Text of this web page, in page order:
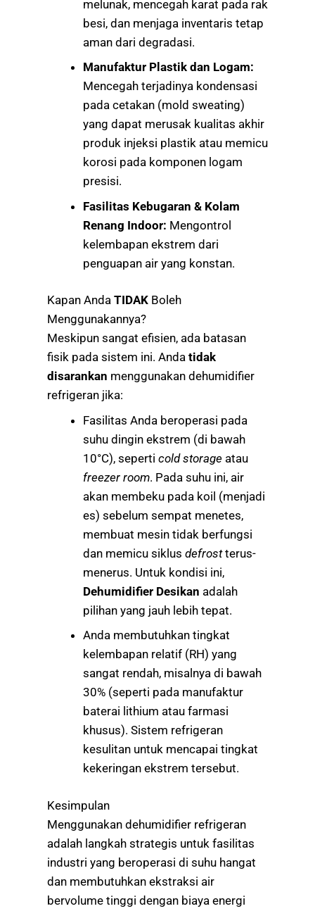
melunak, mencegah karat pada rak
besi, dan menjaga inventaris tetap
aman dari degradasi.
Manufaktur Plastik dan Logam:
Mencegah terjadinya kondensasi
pada cetakan (mold sweating)
yang dapat merusak kualitas akhir
produk injeksi plastik atau memicu
korosi pada komponen logam
presisi.
Fasilitas Kebugaran & Kolam
Renang Indoor: Mengontrol
kelembapan ekstrem dari
penguapan air yang konstan.
Kapan Anda TIDAK Boleh
Menggunakannya?
Meskipun sangat efisien, ada batasan
fisik pada sistem ini. Anda tidak
disarankan menggunakan dehumidifier
refrigeran jika:
Fasilitas Anda beroperasi pada
suhu dingin ekstrem (di bawah
10°C), seperti cold storage atau
freezer room. Pada suhu ini, air
akan membeku pada koil (menjadi
es) sebelum sempat menetes,
membuat mesin tidak berfungsi
dan memicu siklus defrostterus-
menerus. Untuk kondisi ini,
Dehumidifier Desikan adalah
pilihan yang jauh lebih tepat.
Anda membutuhkan tingkat
kelembapan relatif (RH) yang
sangat rendah, misalnya di bawah
30% (seperti pada manufaktur
baterai lithium atau farmasi
khusus). Sistem refrigeran
kesulitan untuk mencapai tingkat
kekeringan ekstrem tersebut.
Kesimpulan
Menggunakan dehumidifier refrigeran
adalah langkah strategis untuk fasilitas
industri yang beroperasi di suhu hangat
dan membutuhkan ekstraksi air
bervolume tinggi dengan biaya energi